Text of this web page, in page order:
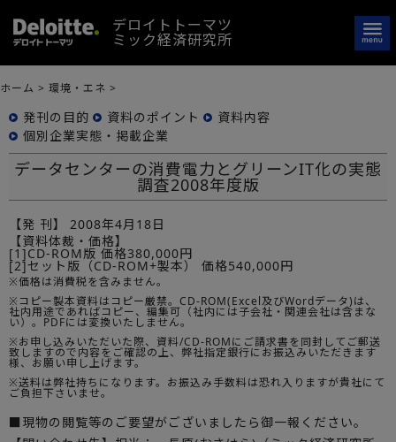
デロイトトーマツ
ミック経済研究所
ホーム > 環境・エネ >
発刊の目的 資料のポイント
資料内容
個別企業実態・掲載企業
データセンターの消費電力とグリーンIT化の実態
調査2008年度版
【発 刊】
2008年4月18日
【資料体裁・価格】
[1]CD-ROM版 価格380,000円
[2]セット版（CD-ROM+製本） 価格540,000円
※価格は消費税を含みません。
※コピー製本資料はコピー厳禁。CD-ROM(Excel及びWordデータ)は、
社内用途であればコピー、編集可（社内には子会社・関連会社は含まな
い）。PDFには変換いたしません。
※お申し込みいただいた際、資料/CD-ROMにご請求書を同封してご郵送
致しますので内容をご確認の上、弊社指定銀行にお振込みいただきます
様、お願い申し上げます。
※送料は弊社持ちになります。お振込み手数料は恐れ入りますが貴社にて
ご負担下さいませ。
■現物の閲覧等のご要望がございましたら御一報ください。